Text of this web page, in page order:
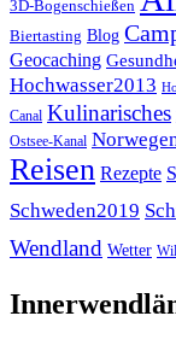
3D-Bogenschießen
Biertasting Blog
Geocaching
Hochwasser2013
Canal Kulinarisches
Ostsee-Kanal
Reisen Rezepte
Schweden2019
Wendland Wetter